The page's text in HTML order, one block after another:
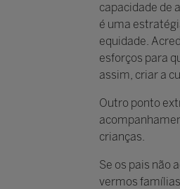
capacidade de
é uma
equidade.
esforços para
assim, criar a
Outro ponto
crianças.
Se os pais não
vermos